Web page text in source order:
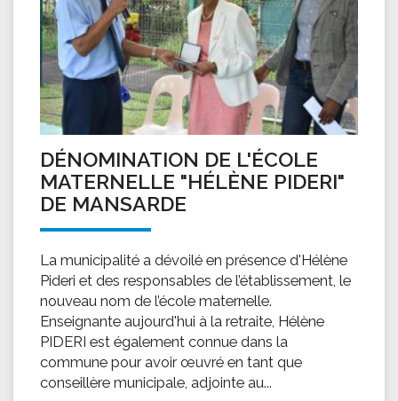
DÉNOMINATION DE L'ÉCOLE
MATERNELLE "HÉLÈNE PIDERI"
DE MANSARDE
La municipalité a dévoilé en présence d'Hélène
Pideri et des responsables de l’établissement, le
nouveau nom de l’école maternelle.
Enseignante aujourd'hui à la retraite, Hélène
PIDERI est également connue dans la
commune pour avoir œuvré en tant que
conseillère municipale, adjointe au...